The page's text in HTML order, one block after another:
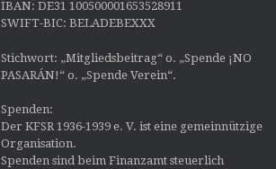
IBAN: DE31 100500001653528911
SWIFT-BIC: BELADEBEXXX
Stichwort: „Mitgliedsbeitrag“ o. „Spende ¡NO
PASARÁN!“ o. „Spende Verein“.
Spenden:
Der KFSR 1936-1939 e. V. ist eine gemeinnützige
Organisation.
Spenden sind beim Finanzamt steuerlich